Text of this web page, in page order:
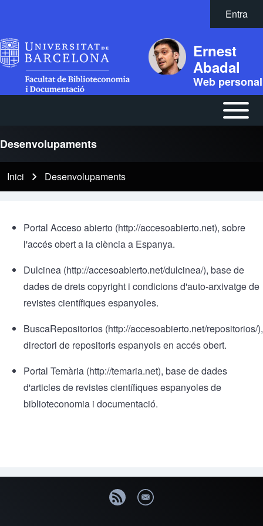
Menú
compte
d'usuari
Entra
Ernest
Abadal
Web personal
Open or
Close
Desenvolupaments
Fil
Inici Desenvolupaments
Portal Acceso abierto (http://accesoabierto.net), sobre
l'accés obert a la ciència a Espanya.
Dulcinea (http://accesoabierto.net/dulcinea/), base de
dades de drets copyright i condicions d'auto-arxivatge de
revistes científiques espanyoles.
BuscaRepositorios (http://accesoabierto.net/repositorios/),
directori de repositoris espanyols en accés obert.
Portal Temària (http://temaria.net), base de dades
d'articles de revistes científiques espanyoles de
biblioteconomia i documentació.